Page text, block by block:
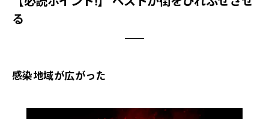
る
感染地域が広がった